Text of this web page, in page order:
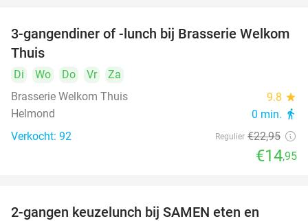
35%
3-gangendiner of -lunch bij Brasserie Welkom
Thuis
Di Wo Do Vr
Za
Brasserie Welkom Thuis
9.8 star
Helmond 0 min. directions_walk
Verkocht: 92 Regulier €22,95
€14,95
2-gangen keuzelunch bij SAMEN eten en